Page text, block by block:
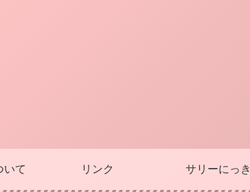
いて リンク サリーにっき